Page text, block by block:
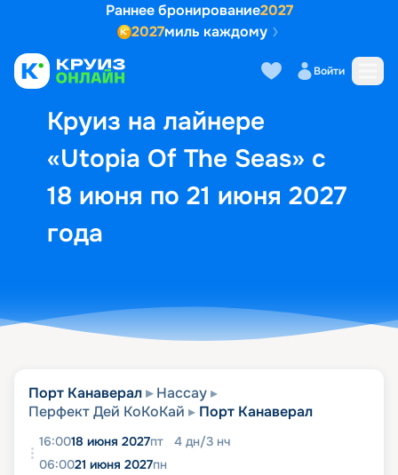
Раннее бронирование2027
2027миль каждому
Войти
Круиз на лайнере
«Utopia Of The Seas» с
18 июня по 21 июня 2027
года
Выбор кают Маршрут и
Порт Канаверал
Нассау
Перфект Дей КоКоКай
Порт Канаверал
16:0018 июня 2027пт 4 дн/3 нч
06:0021 июня 2027пн